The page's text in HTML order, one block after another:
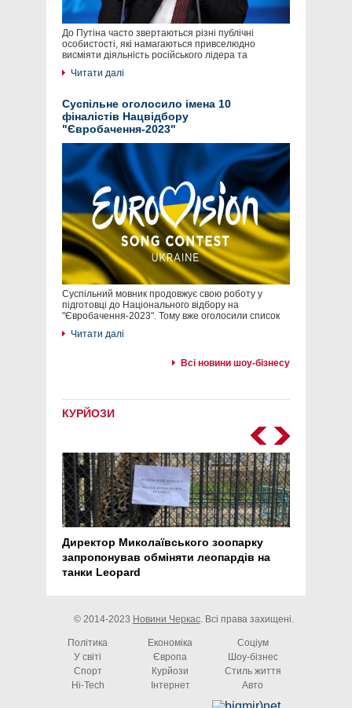
До Путіна часто звертаються різні публічні
особистості, які намагаються привселюдно
висміяти діяльність російського лідера та
Читати далі
Суспільне оголосило імена 10
фіналістів Нацвідбору
"Євробачення-2023"
Суспільний мовник продовжує свою роботу у
підготовці до Національного відбору на
"Євробачення-2023". Тому вже оголосили список
Читати далі
Всі новини шоу-бізнесу
КУРЙОЗИ
Директор Миколаївського зоопарку
запропонував обміняти леопардів на
танки Leopard
© 2014-2023 Новини Черкас. Всі права захищені.
Політика Економіка
Соціум
У світі
Європа
Шоу-бізнес
Спорт
Курйози
Стиль життя
Hi-Tech
Інтернет Авто